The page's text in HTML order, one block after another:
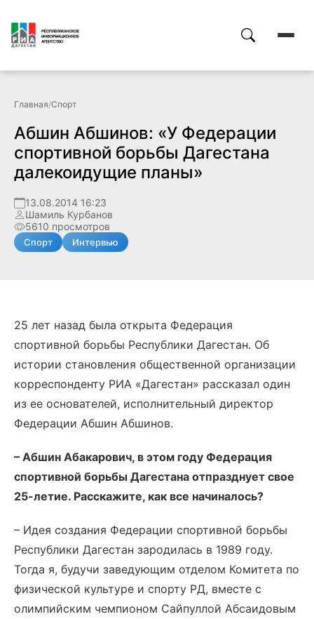
Главная/Спорт
Абшин Абшинов: «У Федерации
спортивной борьбы Дагестана
далекоидущие планы»
13.08.2014 16:23
Шамиль Курбанов
5610 просмотров
Спорт Интервью
25 лет назад была открыта Федерация
спортивной борьбы Республики Дагестан. Об
истории становления общественной организации
корреспонденту РИА «Дагестан» рассказал один
из ее основателей, исполнительный директор
Федерации Абшин Абшинов.
– Абшин Абакарович, в этом году Федерация
спортивной борьбы Дагестана отпразднует свое
25-летие. Расскажите, как все начиналось?
– Идея создания Федерации спортивной борьбы
Республики Дагестан зародилась в 1989 году.
Тогда я, будучи заведующим отделом Комитета по
физической культуре и спорту РД, вместе с
олимпийским чемпионом Сайпуллой Абсаидовым